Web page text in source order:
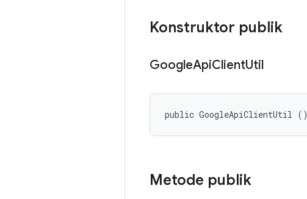
Konstruktor publik
GoogleApiClientUtil
public GoogleApiClientUtil ()
Metode publik